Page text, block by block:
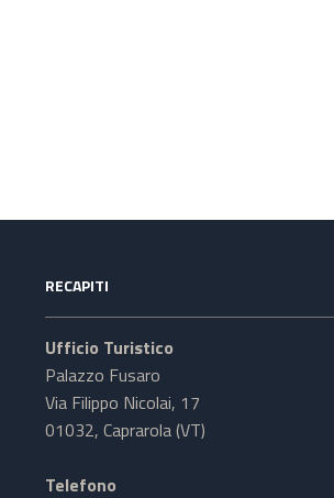
RECAPITI
Ufficio Turistico
Palazzo Fusaro
Via Filippo Nicolai, 17
01032, Caprarola (VT)
Telefono